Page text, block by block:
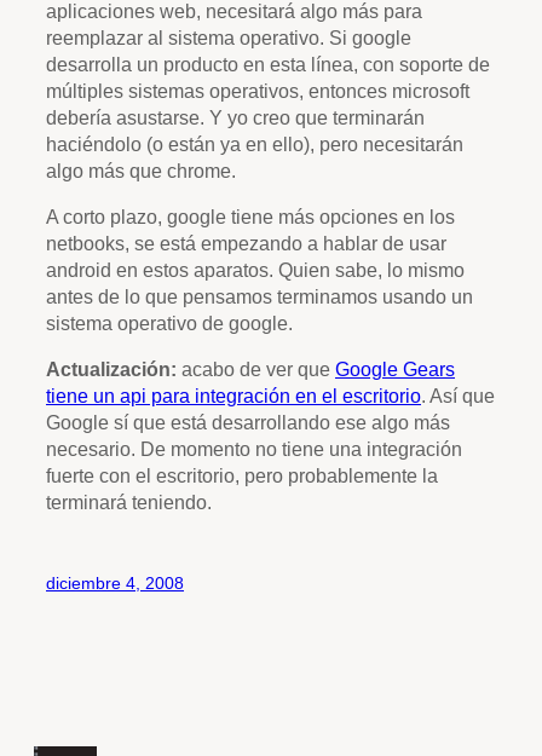
aplicaciones web, necesitará algo más para
reemplazar al sistema operativo. Si google
desarrolla un producto en esta línea, con soporte de
múltiples sistemas operativos, entonces microsoft
debería asustarse. Y yo creo que terminarán
haciéndolo (o están ya en ello), pero necesitarán
algo más que chrome.
A corto plazo, google tiene más opciones en los
netbooks, se está empezando a hablar de usar
android en estos aparatos. Quien sabe, lo mismo
antes de lo que pensamos terminamos usando un
sistema operativo de google.
Actualización: acabo de ver que Google Gears
tiene un api para integración en el escritorio. Así que
Google sí que está desarrollando ese algo más
necesario. De momento no tiene una integración
fuerte con el escritorio, pero probablemente la
terminará teniendo.
diciembre 4, 2008